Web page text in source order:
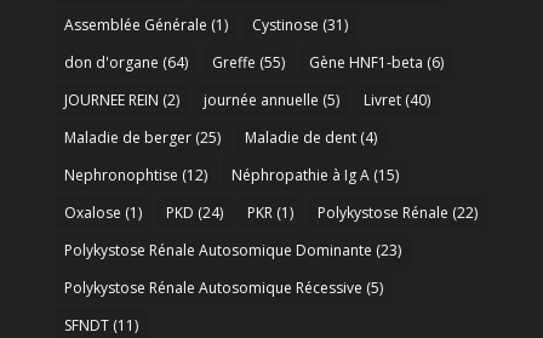
Assemblée Générale (1) Cystinose (31)
don d'organe (64) Greffe (55) Gène HNF1-beta (6)
JOURNEE REIN (2) journée annuelle (5) Livret(40)
Maladie de berger(25) Maladie de dent(4)
Nephronophtise (12) Néphropathie à Ig A(15)
Oxalose (1) PKD (24) PKR(1) Polykystose Rénale (22)
Polykystose Rénale Autosomique Dominante (23)
Polykystose Rénale Autosomique Récessive (5)
SFNDT(11)